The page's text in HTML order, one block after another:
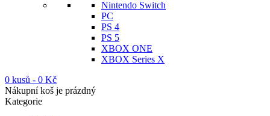
Nintendo Switch
PC
PS 4
PS 5
XBOX ONE
XBOX Series X
0 kusů - 0 Kč
Nákupní koš je prázdný
Kategorie